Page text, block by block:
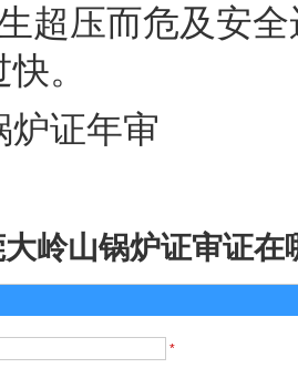
超压而危及安
。
炉证年审
大岭山锅炉证审证在
*